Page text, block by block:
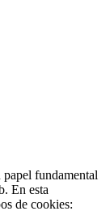
papel fundamental
En esta
de cookies: